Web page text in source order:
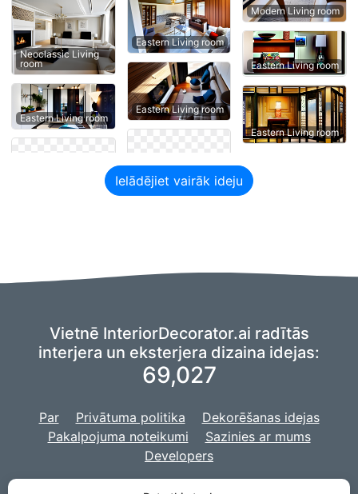
Neoclassic Living
room
Eastern Living room
Eastern Living room
Eastern Living room
Modern Living room
Eastern Living room
Eastern Living room
Ielādējiet vairāk ideju
Vietnē InteriorDecorator.ai radītās
interjera un eksterjera dizaina idejas:
69,027
Par Privātuma politika
Dekorēšanas idejas
Pakalpojuma noteikumi
Sazinies ar mums
Developers